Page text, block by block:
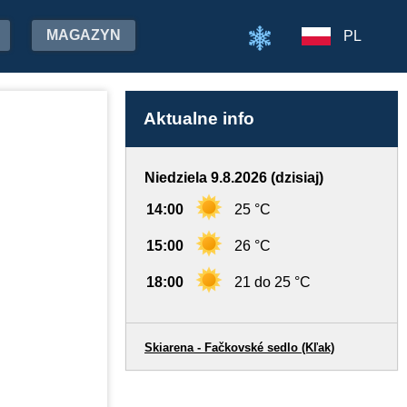
MAGAZYN PL
Aktualne info
Niedziela 9.8.2026 (dzisiaj)
14:00 25 °C
15:00 26 °C
18:00 21 do 25 °C
Skiarena - Fačkovské sedlo (Kľak)